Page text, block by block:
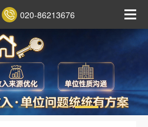
020-86213676